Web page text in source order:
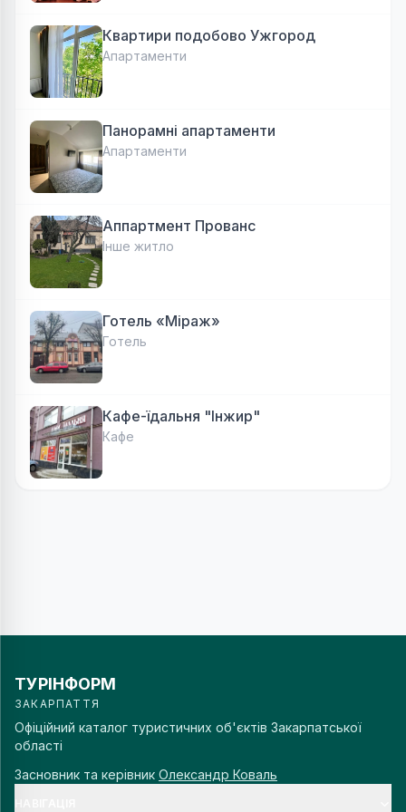
Квартири подобово Ужгород
Апартаменти
Панорамні апартаменти
Апартаменти
Аппартмент Прованс
Інше житло
Готель «Міраж»
Готель
Кафе-їдальня "Інжир"
Кафе
ТУРІНФОРМ
ЗАКАРПАТТЯ
Офіційний каталог туристичних об'єктів Закарпатської
області
Засновник та керівник Олександр Коваль